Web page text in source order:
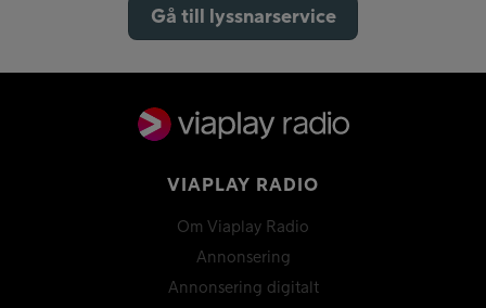
Gå till lyssnarservice
VIAPLAY RADIO
Om Viaplay Radio
Annonsering
Annonsering digitalt